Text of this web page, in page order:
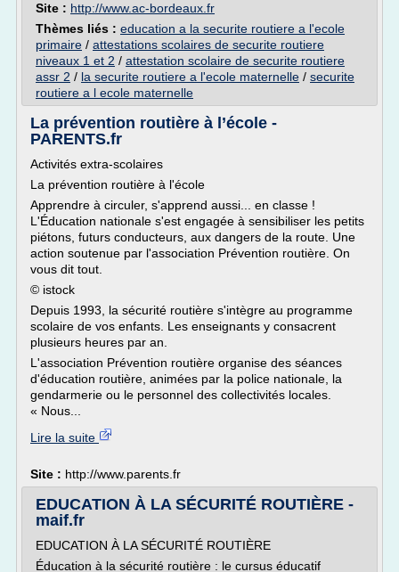
Site : http://www.ac-bordeaux.fr
Thèmes liés : education a la securite routiere a l'ecole
primaire / attestations scolaires de securite routiere
niveaux 1 et 2 / attestation scolaire de securite routiere
assr 2 / la securite routiere a l'ecole maternelle / securite
routiere a l ecole maternelle
La prévention routière à l’école -
PARENTS.fr
Activités extra-scolaires
La prévention routière à l'école
Apprendre à circuler, s'apprend aussi... en classe !
L'Éducation nationale s'est engagée à sensibiliser les petits
piétons, futurs conducteurs, aux dangers de la route. Une
action soutenue par l'association Prévention routière. On
vous dit tout.
© istock
Depuis 1993, la sécurité routière s'intègre au programme
scolaire de vos enfants. Les enseignants y consacrent
plusieurs heures par an.
L'association Prévention routière organise des séances
d'éducation routière, animées par la police nationale, la
gendarmerie ou le personnel des collectivités locales.
« Nous...
Lire la suite
Site : http://www.parents.fr
EDUCATION À LA SÉCURITÉ ROUTIÈRE -
maif.fr
EDUCATION À LA SÉCURITÉ ROUTIÈRE
Éducation à la sécurité routière : le cursus éducatif